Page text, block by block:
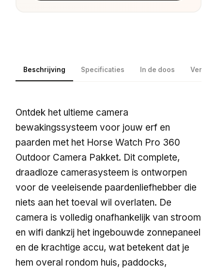
Beschrijving Specificaties In de doos
Ontdek het ultieme camera
bewakingssysteem voor jouw erf en
paarden met het Horse Watch Pro 360
Outdoor Camera Pakket. Dit complete,
draadloze camerasysteem is ontworpen
voor de veeleisende paardenliefhebber die
niets aan het toeval wil overlaten. De
camera is volledig onafhankelijk van stroom
en wifi dankzij het ingebouwde zonnepaneel
en de krachtige accu, wat betekent dat je
hem overal rondom huis, paddocks,